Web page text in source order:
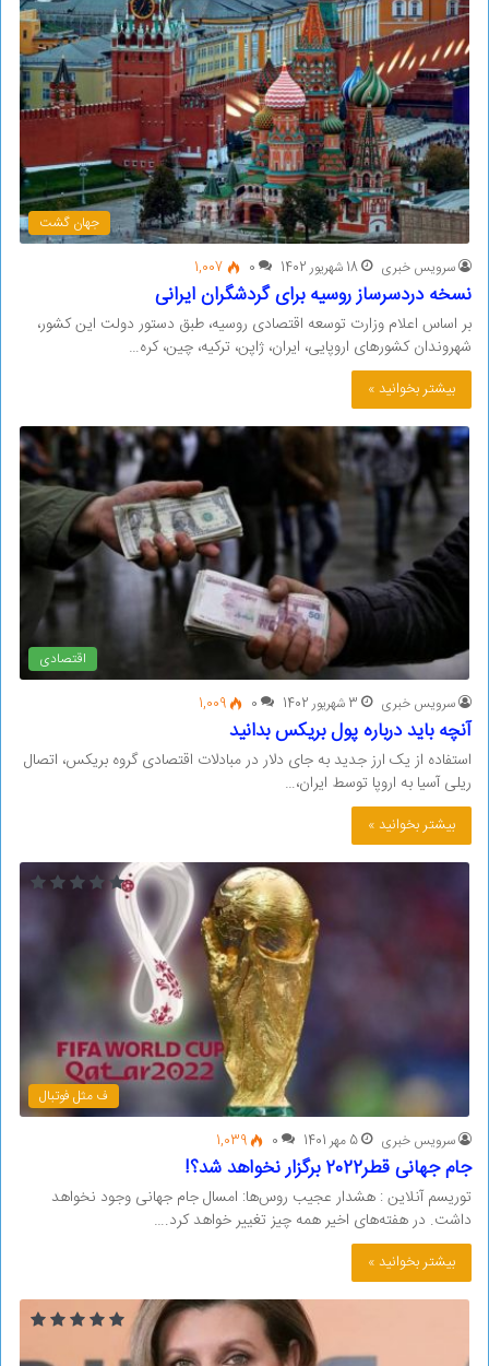
جهان گشت
سرویس خبری 18 شهریور 1402 0
1,007
نسخه دردسرساز روسیه برای گردشگران ایرانی
بر اساس اعلام وزارت توسعه اقتصادی روسیه، طبق دستور دولت این کشور،
شهروندان کشورهای اروپایی، ایران، ژاپن، ترکیه، چین، کره…
بیشتر بخوانید »
اقتصادی
سرویس خبری 3 شهریور 1402 0
1,009
آنچه باید درباره پول بریکس بدانید
استفاده از یک ارز جدید به جای دلار در مبادلات اقتصادی گروه بریکس، اتصال
ریلی آسیا به اروپا توسط ایران،…
بیشتر بخوانید »
ف مثل فوتبال
سرویس خبری 5 مهر 1401 0
1,039
جام جهانی قطر2022 برگزار نخواهد شد؟!
توریسم آنلاین : هشدار عجیب روس‌ها: امسال جام جهانی وجود نخواهد
داشت. در هفته‌های اخیر همه چیز تغییر خواهد کرد.…
بیشتر بخوانید »